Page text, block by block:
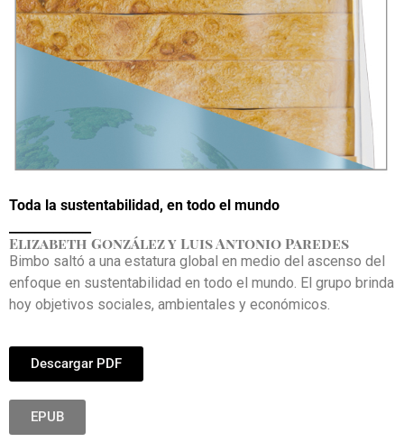
Toda la sustentabilidad, en todo el mundo
Elizabeth González y Luis Antonio Paredes
Bimbo saltó a una estatura global en medio del ascenso del
enfoque en sustentabilidad en todo el mundo. El grupo brinda
hoy objetivos sociales, ambientales y económicos.
Descargar PDF
EPUB